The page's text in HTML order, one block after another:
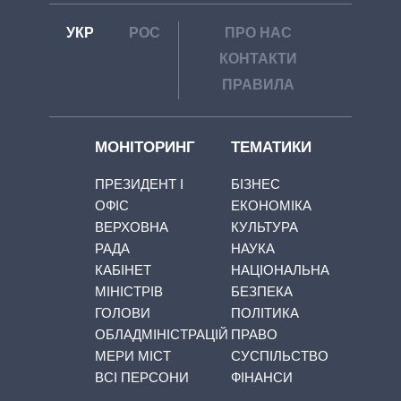
УКР РОС
ПРО НАС
КОНТАКТИ
ПРАВИЛА
МОНІТОРИНГ
ПРЕЗИДЕНТ І
ОФІС
ВЕРХОВНА
РАДА
КАБІНЕТ
МІНІСТРІВ
ГОЛОВИ
ОБЛАДМІНІСТРАЦІЙ
МЕРИ МІСТ
ВСІ ПЕРСОНИ
ТЕМАТИКИ
БІЗНЕС
ЕКОНОМІКА
КУЛЬТУРА
НАУКА
НАЦІОНАЛЬНА
БЕЗПЕКА
ПОЛІТИКА
ПРАВО
СУСПІЛЬСТВО
ФІНАНСИ